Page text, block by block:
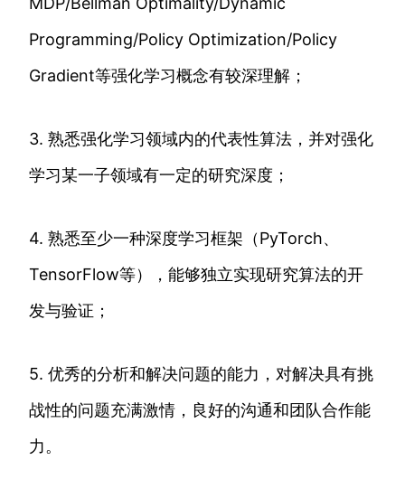
Programming/Policy Optimization/Policy
Gradient等强化学习概念有较深理解；
3. 熟悉强化学习领域内的代表性算法，并对强化
学习某一子领域有一定的研究深度；
4. 熟悉至少一种深度学习框架（PyTorch、
TensorFlow等），能够独立实现研究算法的开
发与验证；
5. 优秀的分析和解决问题的能力，对解决具有挑
战性的问题充满激情，良好的沟通和团队合作能
力。